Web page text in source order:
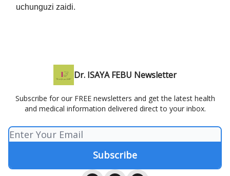
uchunguzi zaidi.
Dr. ISAYA FEBU Newsletter
Subscribe for our FREE newsletters and get the latest health
and medical information delivered direct to your inbox.